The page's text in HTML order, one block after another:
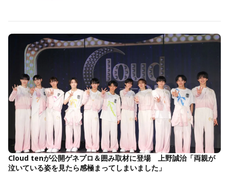
Cloud tenが公開ゲネプロ＆囲み取材に登場 上野誠治「両親が
泣いている姿を見たら感極まってしまいました」